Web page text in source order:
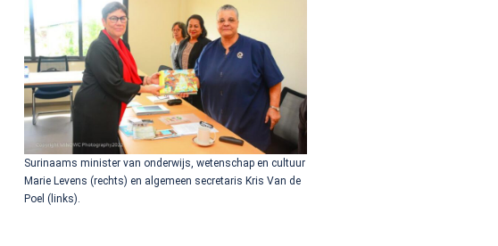
Surinaams minister van onderwijs, wetenschap en cultuur
Marie Levens (rechts) en algemeen secretaris Kris Van de
Poel (links).